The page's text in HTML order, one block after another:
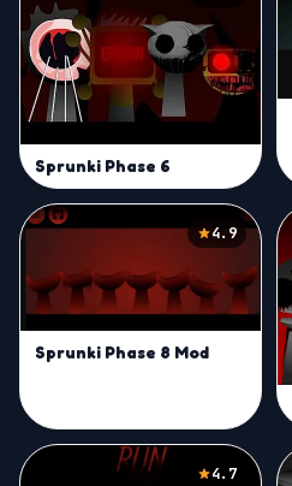
Sprunki Phase 6
4.9
Sprunki Phase 8 Mod
4.7